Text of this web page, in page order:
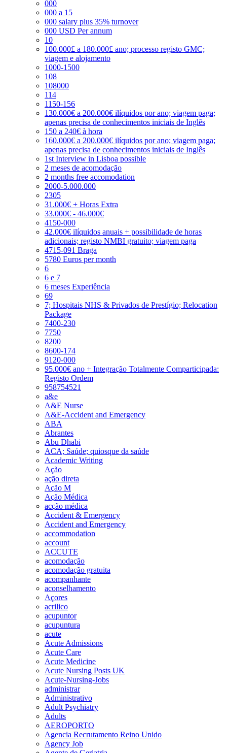
000
000 a 15
000 salary plus 35% turnover
000 USD Per annum
10
100.000£ a 180.000£ ano; processo registo GMC;
viagem e alojamento
1000-1500
108
108000
114
1150-156
130.000€ a 200.000€ ilíquidos por ano; viagem paga;
apenas precisa de conhecimentos iniciais de Inglês
150 a 240€ à hora
160.000€ a 200.000€ ilíquidos por ano; viagem paga;
apenas precisa de conhecimentos iniciais de Inglês
1st Interview in Lisboa possible
2 meses de acomodação
2 months free accomodation
2000-5.000.000
2305
31.000€ + Horas Extra
33.000€ - 46.000€
4150-000
42.000€ ilíquidos anuais + possibilidade de horas
adicionais; registo NMBI gratuito; viagem paga
4715-091 Braga
5780 Euros per month
6
6 e 7
6 meses Experiência
69
7; Hospitais NHS & Privados de Prestígio; Relocation
Package
7400-230
7750
8200
8600-174
9120-000
95.000€ ano + Integração Totalmente Comparticipada:
Registo Ordem
958754521
a&e
A&E Nurse
A&E-Accident and Emergency
ABA
Abrantes
Abu Dhabi
ACA; Saúde; quiosque da saúde
Academic Writing
Ação
ação direta
Ação M
Ação Médica
acção médica
Accident & Emergency
Accident and Emergency
accommodation
account
ACCUTE
acomodação
acomodação gratuita
acompanhante
aconselhamento
Açores
acrilico
acupuntor
acupuntura
acute
Acute Admissions
Acute Care
Acute Medicine
Acute Nursing Posts UK
Acute-Nursing-Jobs
administrar
Administrativo
Adult Psychiatry
Adults
AEROPORTO
Agencia Recrutamento Reino Unido
Agency Job